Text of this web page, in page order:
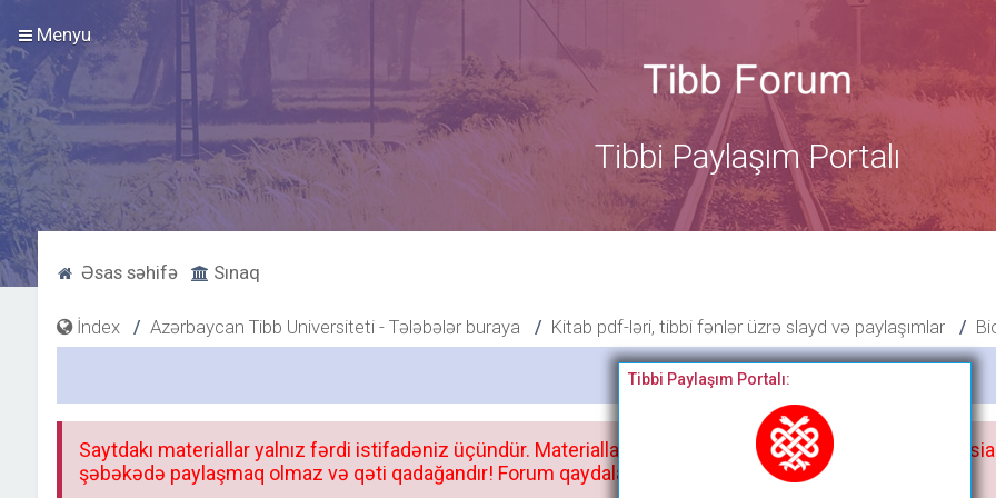
Menyu
Tibbi Paylaşım Portalı
Əsas səhifə Sınaq
İndex Azərbaycan Tibb Universiteti - Tələbələr buraya Kitab pdf-ləri, tibbi fənlər üzrə slayd və paylaşımlar
Bitdi
Tibbi Paylaşım Portalı:
Saytdakı materiallar yalnız fərdi istifadəniz üçündür. Materialları istisnasız heç bir qrupda, saytda və sosial
şəbəkədə paylaşmaq olmaz və qəti qadağandır! Forum qaydaları ilə mütləq tanış olun: